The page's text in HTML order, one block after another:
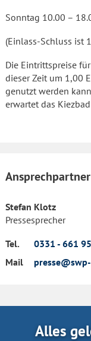
Sonntag 10.00 –
(Einlass-Schluss ist
Die Eintrittspreise
dieser Zeit um 1,00
genutzt werden
erwartet das
Stefan Klotz
Pressesprecher
Tel.
0331 - 661
Mail
Alles